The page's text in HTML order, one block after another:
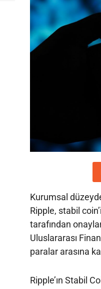
Kurumsal
Ripple, stabil
tarafından
Uluslararası
paralar arasına
Ripple’ın Stabil